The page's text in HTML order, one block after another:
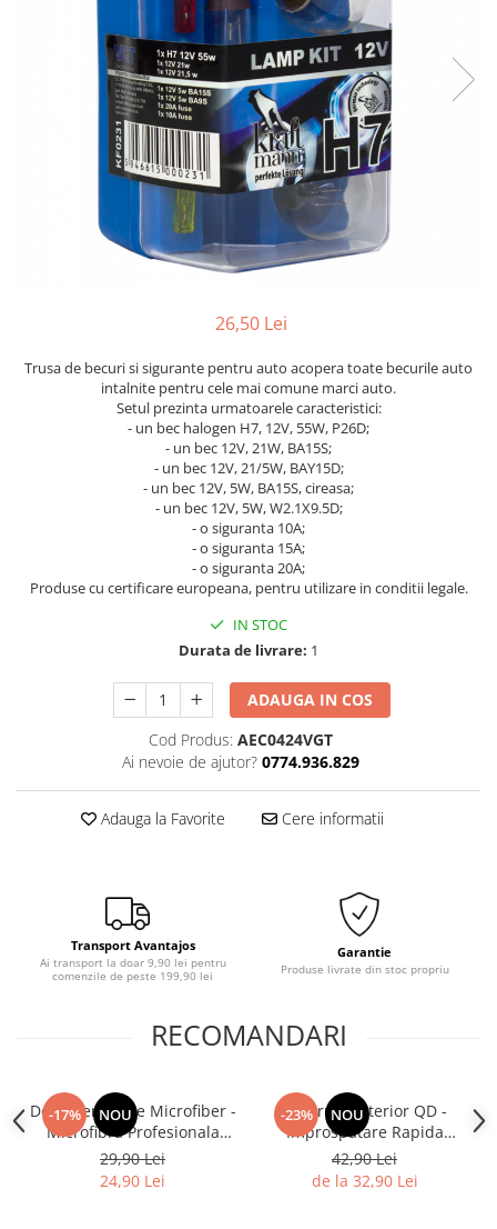
Organizatoare auto
Parasolare si jaluzele
Suporturi bauturi
Tratament Hidrofob
26,50 Lei
Trusa de becuri si sigurante pentru auto acopera toate becurile auto
intalnite pentru cele mai comune marci auto.
Setul prezinta urmatoarele caracteristici:
- un bec halogen H7, 12V, 55W, P26D;
- un bec 12V, 21W, BA15S;
- un bec 12V, 21/5W, BAY15D;
- un bec 12V, 5W, BA15S, cireasa;
- un bec 12V, 5W, W2.1X9.5D;
- o siguranta 10A;
- o siguranta 15A;
- o siguranta 20A;
Produse cu certificare europeana, pentru utilizare in conditii legale.
IN STOC
Durata de livrare: 1
ADAUGA IN COS
Cod Produs: AEC0424VGT
Ai nevoie de ajutor? 0774.936.829
Adauga la Favorite Cere informatii
Transport Avantajos
Ai transport la doar 9,90 lei pentru
comenzile de peste 199,90 lei
Garantie
Produse livrate din stoc propriu
RECOMANDARI
-17% NOU
Deturner White Microfiber -
Microfibra Profesionala
Pentru Piele Si Interior - 300
GSM
29,90 Lei
24,90 Lei
-23% NOU
Deturner Interior QD -
Improspatare Rapida
Interior cu Finisaj Mat si
Siguranta pentru Ecrane
LCD 250ml
42,90 Lei
de la 32,90 Lei